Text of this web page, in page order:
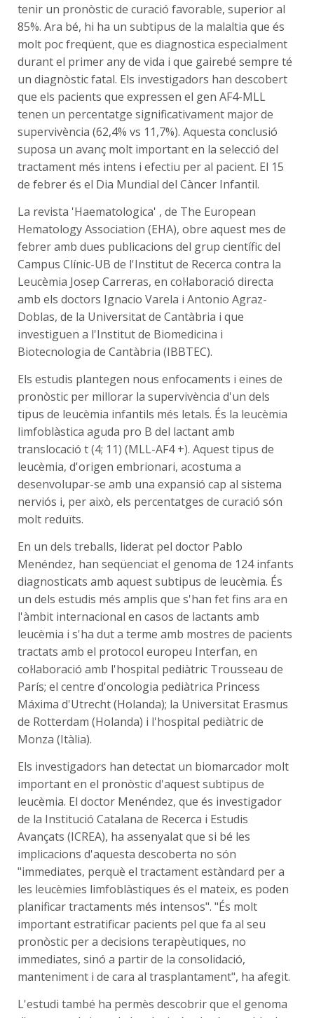
tenir un pronòstic de curació favorable, superior al
85%. Ara bé, hi ha un subtipus de la malaltia que és
molt poc freqüent, que es diagnostica especialment
durant el primer any de vida i que gairebé sempre té
un diagnòstic fatal. Els investigadors han descobert
que els pacients que expressen el gen AF4-MLL
tenen un percentatge significativament major de
supervivència (62,4% vs 11,7%). Aquesta conclusió
suposa un avanç molt important en la selecció del
tractament més intens i efectiu per al pacient. El 15
de febrer és el Dia Mundial del Càncer Infantil.
La revista 'Haematologica' , de The European
Hematology Association (EHA), obre aquest mes de
febrer amb dues publicacions del grup científic del
Campus Clínic-UB de l'Institut de Recerca contra la
Leucèmia Josep Carreras, en col·laboració directa
amb els doctors Ignacio Varela i Antonio Agraz-
Doblas, de la Universitat de Cantàbria i que
investiguen a l'Institut de Biomedicina i
Biotecnologia de Cantàbria (IBBTEC).
Els estudis plantegen nous enfocaments i eines de
pronòstic per millorar la supervivència d'un dels
tipus de leucèmia infantils més letals. És la leucèmia
limfoblàstica aguda pro B del lactant amb
translocació t (4; 11) (MLL-AF4 +). Aquest tipus de
leucèmia, d'origen embrionari, acostuma a
desenvolupar-se amb una expansió cap al sistema
nerviós i, per això, els percentatges de curació són
molt reduïts.
En un dels treballs, liderat pel doctor Pablo
Menéndez, han seqüenciat el genoma de 124 infants
diagnosticats amb aquest subtipus de leucèmia. És
un dels estudis més amplis que s'han fet fins ara en
l'àmbit internacional en casos de lactants amb
leucèmia i s'ha dut a terme amb mostres de pacients
tractats amb el protocol europeu Interfan, en
col·laboració amb l'hospital pediàtric Trousseau de
París; el centre d'oncologia pediàtrica Princess
Máxima d'Utrecht (Holanda); la Universitat Erasmus
de Rotterdam (Holanda) i l'hospital pediàtric de
Monza (Itàlia).
Els investigadors han detectat un biomarcador molt
important en el pronòstic d'aquest subtipus de
leucèmia. El doctor Menéndez, que és investigador
de la Institució Catalana de Recerca i Estudis
Avançats (ICREA), ha assenyalat que si bé les
implicacions d'aquesta descoberta no són
"immediates, perquè el tractament estàndard per a
les leucèmies limfoblàstiques és el mateix, es poden
planificar tractaments més intensos". "És molt
important estratificar pacients pel que fa al seu
pronòstic per a decisions terapèutiques, no
immediates, sinó a partir de la consolidació,
manteniment i de cara al trasplantament", ha afegit.
L'estudi també ha permès descobrir que el genoma